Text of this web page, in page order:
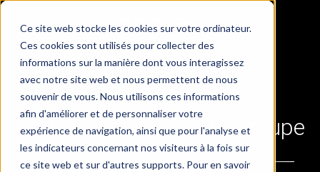
Ce site web stocke les cookies sur votre ordinateur.
Ces cookies sont utilisés pour collecter des
informations sur la manière dont vous interagissez
avec notre site web et nous permettent de nous
souvenir de vous. Nous utilisons ces informations
afin d'améliorer et de personnaliser votre
expérience de navigation, ainsi que pour l'analyse et
les indicateurs concernant nos visiteurs à la fois sur
ce site web et sur d'autres supports. Pour en savoir
Histoire et valeurs du Groupe